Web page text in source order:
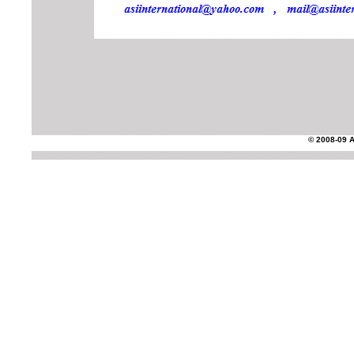
© 2008-09